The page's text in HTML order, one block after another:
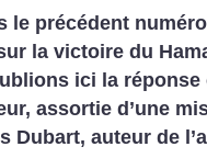
le précédent
la victoire du
ici la
assortie d’une
Dubart, auteur de